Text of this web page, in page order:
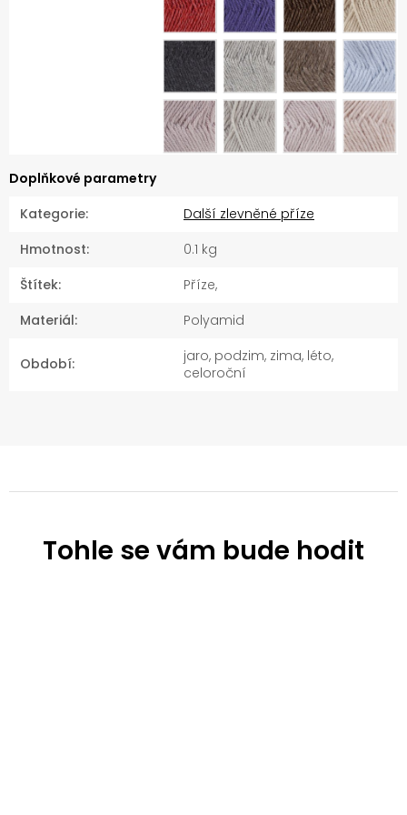
Doplňkové parametry
Kategorie:
Další zlevněné příze
Hmotnost:
0.1 kg
Štítek:
Příze,
Materiál: Polyamid
Období:
jaro, podzim, zima, léto,
celoroční